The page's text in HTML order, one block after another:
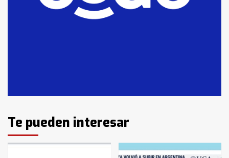
T.Lauquen: se vendió el edificio de
lo que fue la planta Industrial del
3
Identidad de los adolescentes
pampeanos que fueron
en la mañana del lunes
Te pueden interesar